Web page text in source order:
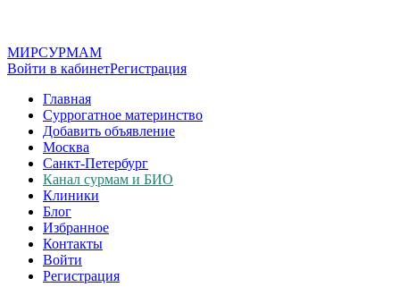
МИРСУРМАМ
Войти в кабинетРегистрация
Главная
Суррогатное материнство
Добавить объявление
Москва
Санкт-Петербург
Канал сурмам и БИО
Клиники
Блог
Избранное
Контакты
Войти
Регистрация